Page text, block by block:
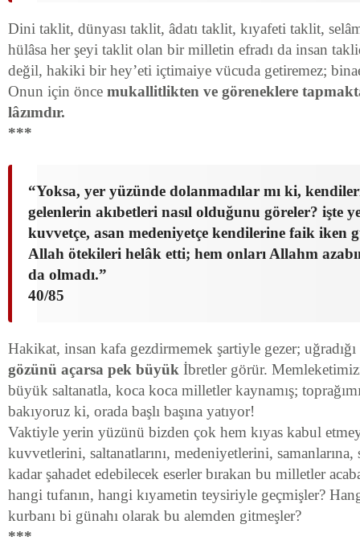
Dini taklit, dünyası taklit, âdatı taklit, kıyafeti taklit,
hülâsa her şeyi taklit olan bir milletin efradı da insan
değil, hakiki bir hey’eti içtima­iye vücuda getiremez;
Onun için önce mu­kallitlikten ve göreneklere
lâzımdır.
***
“Yoksa, yer yüzünde dolanmadılar mı ki,
gelenlerin akıbetleri nasıl olduğunu göreler? işte
kuvvetçe, asan medeniyetçe kendilerine faik iken
Allah ötekileri helâk etti; hem onları Allahm
da olmadı.”
40/85
Hakikat, insan kafa gezdirmemek şartiyle gezer;
gözünü açarsa pek büyük İbretler görür.
büyük saltanatla, koca koca milletler kaynamış;
bakıyoruz ki, orada başlı başına yatıyor!
Vaktiyle yerin yüzünü bizden çok hem kıyas kabul
kuvvetlerini, saltanatlarını, medeniyetlerini, samanlarına,
kadar şahadet edebilecek eserler bırakan bu milletler
hangi tufanın, hangi kıyametin teysiriyle geçmişler?
kurbanı bi günahı olarak bu alemden gitmeşler?
***